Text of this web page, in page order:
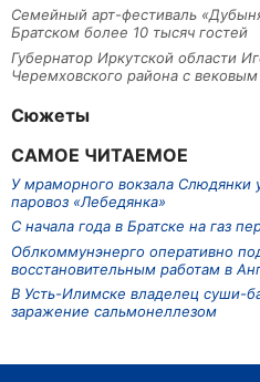
Семейный арт-фестиваль
Братском более 10 тысяч гостей
Губернатор Иркутской области
Черемховского района с
Сюжеты
САМОЕ ЧИТАЕМОЕ
У мраморного вокзала Слюдянки
паровоз «Лебедянка»
С начала года в Братске на газ
Облкоммунэнерго оперативно
восстановительным работам в
В Усть-Илимске владелец суши-
заражение сальмонеллезом